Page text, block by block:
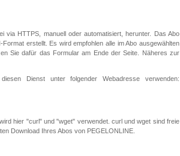
via HTTPS, manuell oder automatisiert, herunter. Das Abo
erstellt. Es wird empfohlen alle im Abo ausgewählten
Sie dafür das Formular am Ende der Seite. Näheres zur
Dienst unter folgender Webadresse verwenden:
hier "curl" und "wget" verwendet. curl und wget sind freie
Download Ihres Abos von PEGELONLINE.